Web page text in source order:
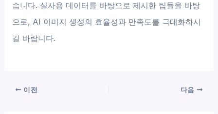
습니다. 실사용 데이터를 바탕으로 제시한 팁들을 바탕
으로, AI 이미지 생성의 효율성과 만족도를 극대화하시
길 바랍니다.
이전 다음